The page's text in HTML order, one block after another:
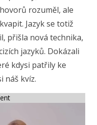
rozuměl, ale
Jazyk se totiž
přišla nová technika,
jazyků. Dokázali
kdysi patřily ke
náš kvíz.